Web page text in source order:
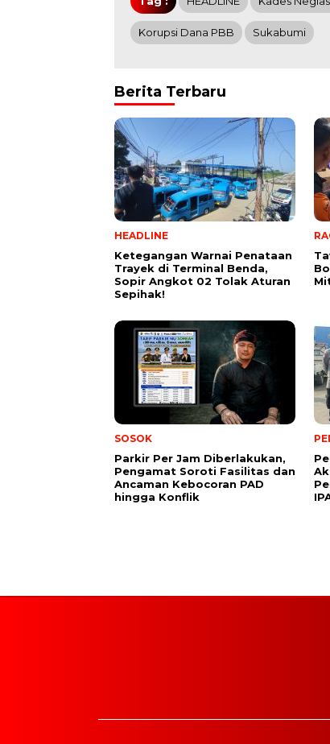
Korupsi Dana PBB Sukabumi
Berita Terbaru
HEADLINE
Ketegangan Warnai Penataan
Trayek di Terminal Benda,
Sopir Angkot 02 Tolak Aturan
Sepihak!
SOSOK
Parkir Per Jam Diberlakukan,
Pengamat Soroti Fasilitas dan
Ancaman Kebocoran PAD
hingga Konflik